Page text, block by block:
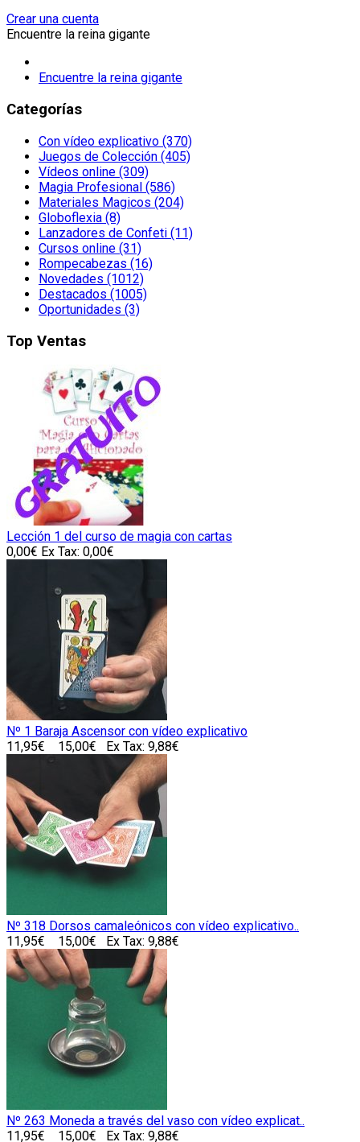
Crear una cuenta
Encuentre la reina gigante
Encuentre la reina gigante
Categorías
Con vídeo explicativo (370)
Juegos de Colección (405)
Vídeos online (309)
Magia Profesional (586)
Materiales Magicos (204)
Globoflexia (8)
Lanzadores de Confeti (11)
Cursos online (31)
Rompecabezas (16)
Novedades (1012)
Destacados (1005)
Oportunidades (3)
Top Ventas
Lección 1 del curso de magia con cartas
0,00€ Ex Tax: 0,00€
Nº 1 Baraja Ascensor con vídeo explicativo
11,95€
15,00€ Ex Tax: 9,88€
Nº 318 Dorsos camaleónicos con vídeo explicativo..
11,95€
15,00€ Ex Tax: 9,88€
Nº 263 Moneda a través del vaso con vídeo explicat..
11,95€
15,00€ Ex Tax: 9,88€